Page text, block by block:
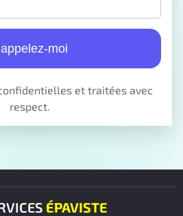
moi
et traitées avec
respect.
ÉPAVISTE